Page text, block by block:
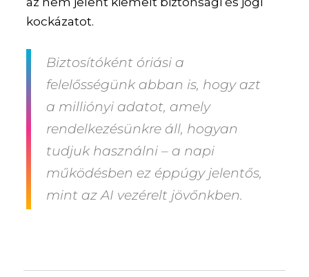
kockázatot.
Biztosítóként óriási a
felelősségünk abban is, hogy azt
a milliónyi adatot, amely
rendelkezésünkre áll, hogyan
tudjuk használni – a napi
működésben ez éppúgy jelentős,
mint az AI vezérelt jövőnkben.